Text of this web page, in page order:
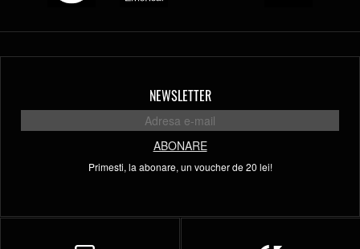
NEWSLETTER
ABONARE
Primesti, la abonare, un voucher de 20 lei!